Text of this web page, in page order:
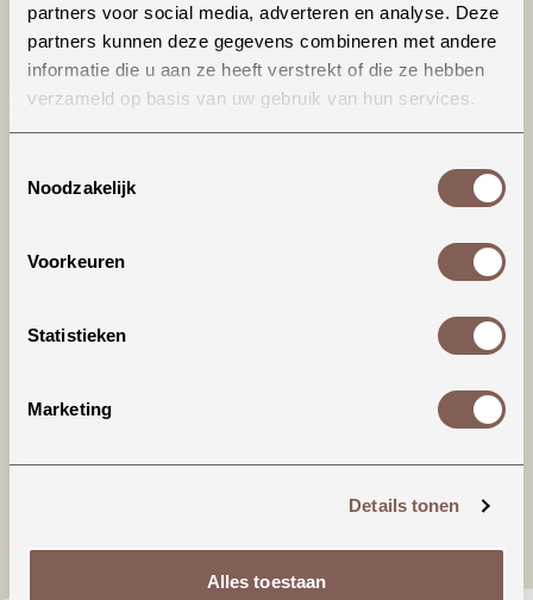
partners voor social media, adverteren en analyse. Deze
partners kunnen deze gegevens combineren met andere
informatie die u aan ze heeft verstrekt of die ze hebben
verzameld op basis van uw gebruik van hun services.
Noodzakelijk
Voorkeuren
Statistieken
Marketing
Details tonen
Alles toestaan
€ 24,99